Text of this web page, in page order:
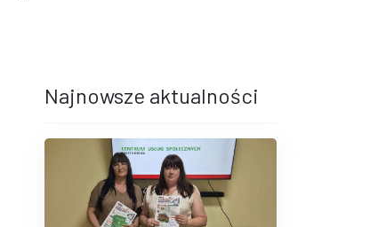
Najnowsze aktualności